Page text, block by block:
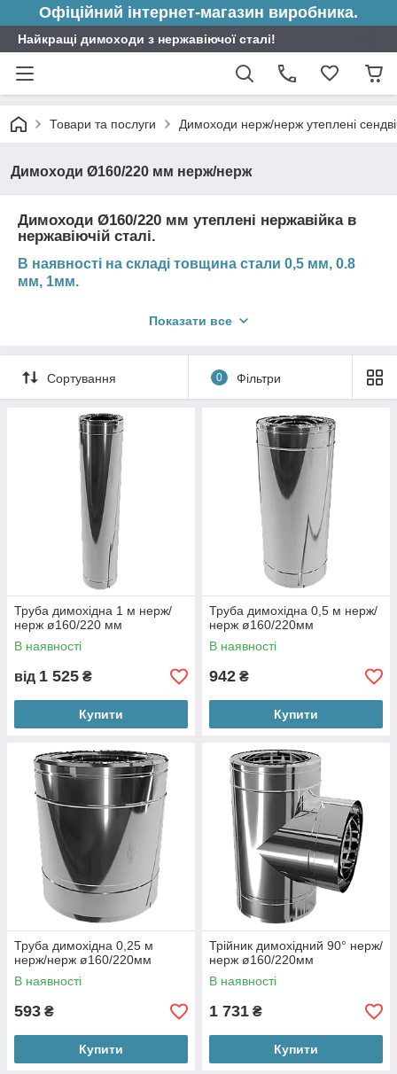
Офіційний інтернет-магазин виробника.
Найкращі димоходи з нержавіючої сталі!
Товари та послуги Димоходи нерж/нерж утеплені
Димоходи Ø160/220 мм нерж/нерж
Димоходи Ø160/220 мм утеплені нержавійка в
нержавіючій сталі.
В наявності на складі товщина стали 0,5 мм, 0.8
мм, 1мм.
відповідна товщина елементів димоходу.
Показати все
Сортування 0 Фільтри
Труба димохідна 1 м нерж/
нерж ø160/220 мм
В наявності
від 1 525 ₴
Купити
Труба димохідна 0,5 м нерж/
нерж ø160/220мм
В наявності
942 ₴
Купити
Труба димохідна 0,25 м
нерж/нерж ø160/220мм
В наявності
593 ₴
Купити
Трійник димохідний 90° нерж/
нерж ø160/220мм
В наявності
1 731 ₴
Купити